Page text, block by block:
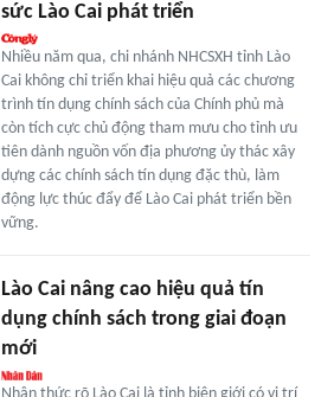
sức Lào Cai phát triển
Nhiều năm qua, chi nhánh NHCSXH tỉnh Lào
Cai không chỉ triển khai hiệu quả các chương
trình tín dụng chính sách của Chính phủ mà
còn tích cực chủ động tham mưu cho tỉnh ưu
tiên dành nguồn vốn địa phương ủy thác xây
dựng các chính sách tín dụng đặc thù, làm
động lực thúc đẩy để Lào Cai phát triển bền
vững.
Lào Cai nâng cao hiệu quả tín
dụng chính sách trong giai đoạn
mới